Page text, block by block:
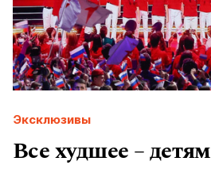
Эксклюзивы
Все худшее – детям